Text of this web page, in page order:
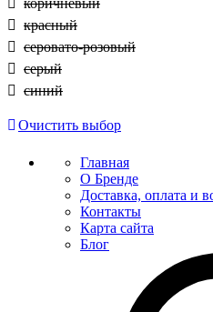
красный
серовато-розовый
серый
синий
Очистить выбор
Главная
О Бренде
Доставка, оплата и
Контакты
Карта сайта
Блог